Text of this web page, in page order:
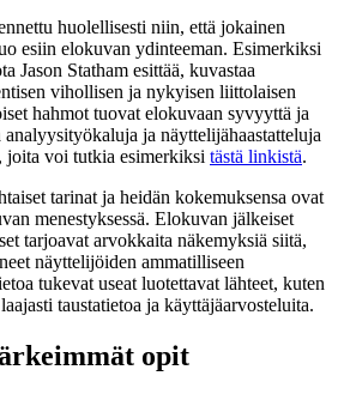
huolellisesti niin, että jokainen
esiin elokuvan ydinteeman. Esimerkiksi
Jason Statham esittää, kuvastaa
vihollisen ja nykyisen liittolaisen
hahmot tuovat elokuvaan syvyyttä ja
ja näyttelijähaastatteluja
voi tutkia esimerkiksi tästä linkistä.
tarinat ja heidän kokemuksensa ovat
menestyksessä. Elokuvan jälkeiset
tarjoavat arvokkaita näkemyksiä siitä,
näyttelijöiden ammatilliseen
tukevat useat luotettavat lähteet, kuten
taustatietoa ja käyttäjäarvosteluita.
opit